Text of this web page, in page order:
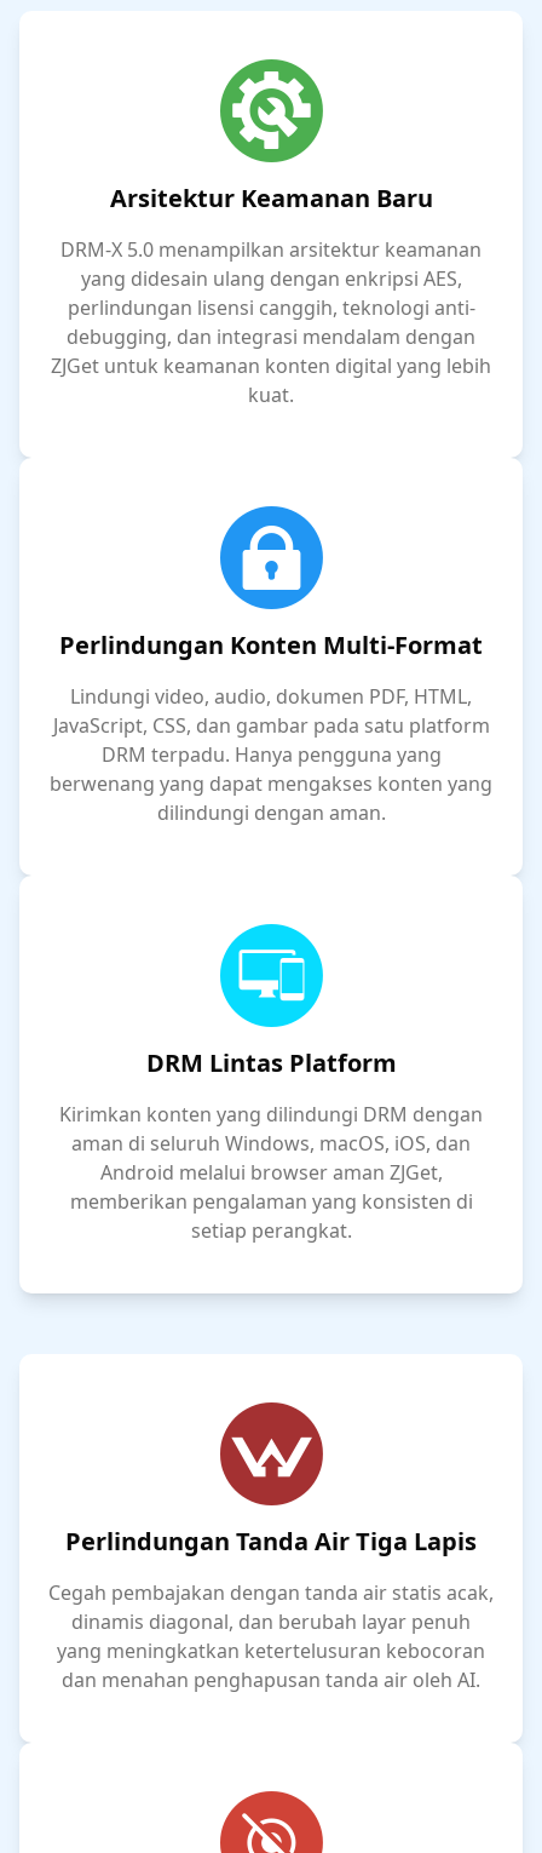
Arsitektur Keamanan Baru
DRM-X 5.0 menampilkan arsitektur keamanan
yang didesain ulang dengan enkripsi AES,
perlindungan lisensi canggih, teknologi anti-
debugging, dan integrasi mendalam dengan
ZJGet untuk keamanan konten digital yang lebih
kuat.
Perlindungan Konten Multi-Format
Lindungi video, audio, dokumen PDF, HTML,
JavaScript, CSS, dan gambar pada satu platform
DRM terpadu. Hanya pengguna yang
berwenang yang dapat mengakses konten yang
dilindungi dengan aman.
DRM Lintas Platform
Kirimkan konten yang dilindungi DRM dengan
aman di seluruh Windows, macOS, iOS, dan
Android melalui browser aman ZJGet,
memberikan pengalaman yang konsisten di
setiap perangkat.
Perlindungan Tanda Air Tiga Lapis
Cegah pembajakan dengan tanda air statis acak,
dinamis diagonal, dan berubah layar penuh
yang meningkatkan ketertelusuran kebocoran
dan menahan penghapusan tanda air oleh AI.